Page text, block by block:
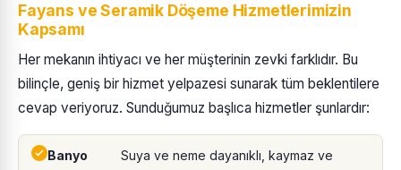
Fayans ve Seramik Döşeme Hizmetlerimizin
Kapsamı
Her mekanın ihtiyacı ve her müşterinin zevki farklıdır. Bu
bilinçle, geniş bir hizmet yelpazesi sunarak tüm beklentilere
cevap veriyoruz. Sunduğumuz başlıca hizmetler şunlardır:
Banyo
Suya ve neme dayanıklı, kaymaz ve